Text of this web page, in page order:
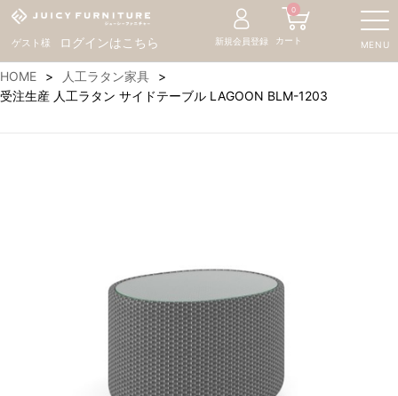
ゲスト様 ログインはこちら MENU
新規会員登録 カート
0
HOME
人工ラタン家具
受注生産 人工ラタン サイドテーブル LAGOON BLM-1203